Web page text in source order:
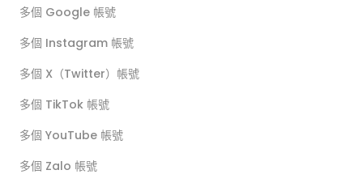
多個 Google 帳號
多個 Instagram 帳號
多個 X（Twitter）帳號
多個 TikTok 帳號
多個 YouTube 帳號
多個 Zalo 帳號